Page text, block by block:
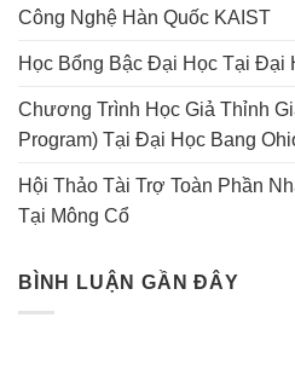
Công Nghệ Hàn Quốc KAIST
Học Bổng Bậc Đại Học Tại Đại
Chương Trình Học Giả Thỉnh
Program) Tại Đại Học Bang
Hội Thảo Tài Trợ Toàn Phần
Tại Mông Cổ
BÌNH LUẬN GẦN ĐÂY